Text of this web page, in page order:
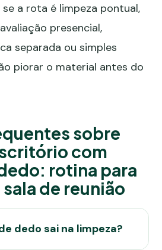
a rota é limpeza pontual,
presencial,
separada ou simples
piorar o material antes do
sobre
com
rotina para
de reunião
dedo sai na limpeza?